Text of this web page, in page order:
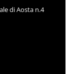
di Aosta n.4